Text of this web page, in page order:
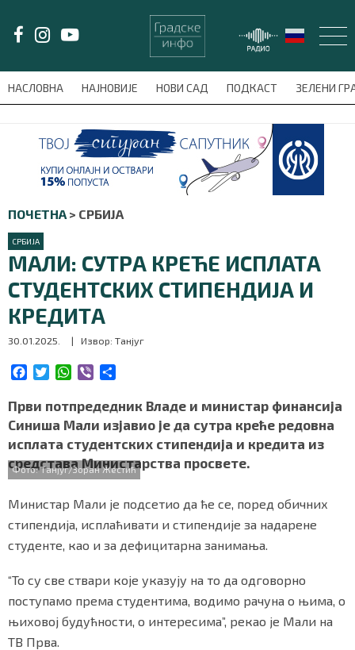
НАСЛОВНА НАЈНОВИЈЕ НОВИ САД ПОДКАСТ ЗЕЛЕНИ
meni'); $this_item = current( wp_filter_object_list(
ПОЧЕТНА > СРБИЈА
СРБИЈА
МАЛИ: СУТРА КРЕЋЕ ИСПЛАТА
СТУДЕНТСКИХ СТИПЕНДИЈА И
КРЕДИТА
30.01.2025. | Извор: Танјуг
c
e
b
o
o
k
i
t
t
e
r
W
a
t
s
A
p
p
b
e
r
a
r
e
Први потпредедник Владе и министар финансија
Синиша Мали изјавио је да сутра креће редовна
исплата студентских стипендија и кредита из
средстава Министарства просвете.
Фото: Танјуг/Зоран Жестић
Министар Мали је подсетио да ће се, поред обичних
стипендија, исплаћивати и стипендије за надарене
студенте, као и за дефицитарна занимања.
“То су све ствари које указују на то да одговорно
поступамо према студентима, водимо рачуна о њима, о
њиховој будућности, о интересима”, рекао је Мали на
ТВ Прва.
LAT/ЋИР
НАСЛОВНА
НАЈНОВИЈЕ
НОВИ САД
ПОДКАСТ
ЗЕЛЕНИ ГРАД
ВИДЕО
СПЕЦИЈАЛИ
БЛОГ
СРБИЈА
СВЕТ
ЖИВОТ И СТИЛ
СПОРТ
БИЗНИС